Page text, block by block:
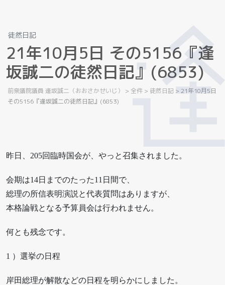
徒然日記
21年10月5日 その51 56 『逢
坂誠二の徒然日記』 (6853)
前衆議院議員 逢坂誠二（おおさかせいじ） > 全件 > 徒然日記 >21年10月5日
その5156『逢坂誠二の徒然日記』(6853)
昨日、205回臨時国会が、やっと召集されました。
会期は14日までのたった11日間で、
総理の所信表明演説と代表質問はありますが、
本格論戦となる予算員会は行われません。
何とも残念です。
1 ）選挙の日程
岸田総理が解散などの日程を明らかにしました。